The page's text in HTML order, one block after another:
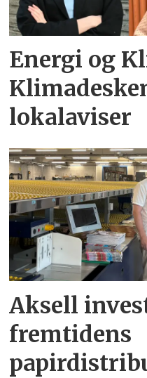
Energi og
lokalaviser
Aksell
fremtidens